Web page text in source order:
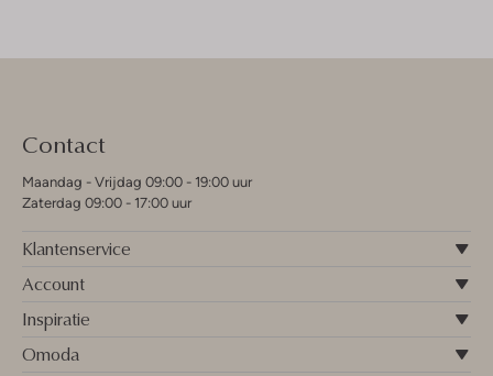
Contact
Maandag - Vrijdag 09:00 - 19:00 uur
Zaterdag 09:00 - 17:00 uur
Klantenservice
Account
Inspiratie
Omoda